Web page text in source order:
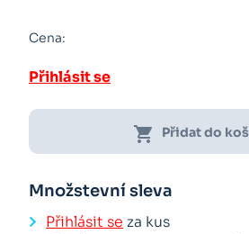
Cena:
Přihlásit se
shopping_cart Přidat do
Množstevní sleva
Přihlásit se za kus